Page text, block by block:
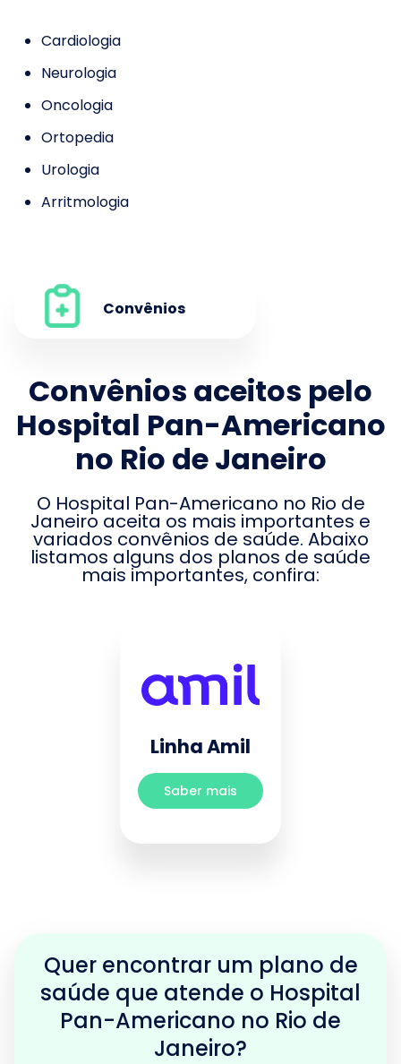
Cardiologia
Neurologia
Oncologia
Ortopedia
Urologia
Arritmologia
Convênios
Convênios aceitos pelo
Hospital Pan-Americano
no Rio de Janeiro
O Hospital Pan-Americano no Rio de
Janeiro aceita os mais importantes e
variados convênios de saúde. Abaixo
listamos alguns dos planos de saúde
mais importantes, confira:
Linha Amil
Saber mais
Quer encontrar um plano de
saúde que atende o Hospital
Pan-Americano no Rio de
Janeiro?